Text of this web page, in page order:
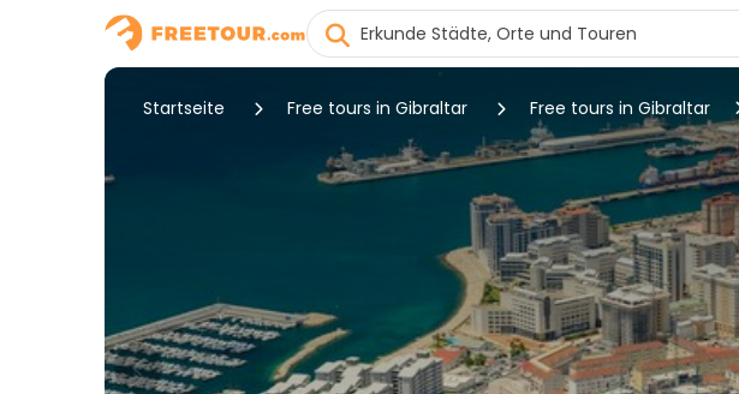
Startseite Free tours in Gibraltar Free tours in Gibraltar